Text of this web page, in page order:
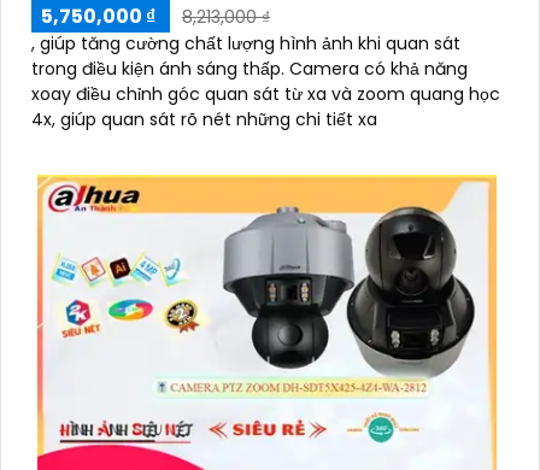
5,750,000 ₫
8,213,000 ₫
, giúp tăng cường chất lượng hình ảnh khi quan sát
trong điều kiện ánh sáng thấp. Camera có khả năng
xoay điều chỉnh góc quan sát từ xa và zoom quang học
4x, giúp quan sát rõ nét những chi tiết xa